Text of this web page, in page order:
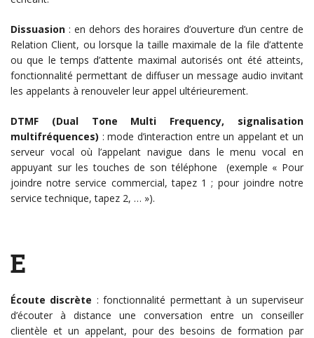
Dissuasion : en dehors des horaires d’ouverture d’un centre de
Relation Client, ou lorsque la taille maximale de la file d’attente
ou que le temps d’attente maximal autorisés ont été atteints,
fonctionnalité permettant de diffuser un message audio invitant
les appelants à renouveler leur appel ultérieurement.
DTMF (Dual Tone Multi Frequency, signalisation
multifréquences) : mode d’interaction entre un appelant et un
serveur vocal où l’appelant navigue dans le menu vocal en
appuyant sur les touches de son téléphone (exemple « Pour
joindre notre service commercial, tapez 1 ; pour joindre notre
service technique, tapez 2, … »).
E
Écoute discrète : fonctionnalité permettant à un superviseur
d’écouter à distance une conversation entre un conseiller
clientèle et un appelant, pour des besoins de formation par